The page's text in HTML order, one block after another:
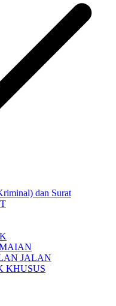
dan Surat
JALAN
KHUSUS